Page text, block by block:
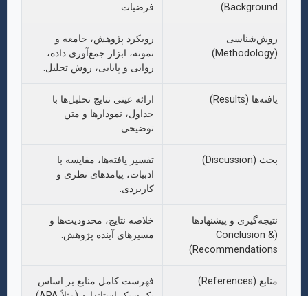
Background)
فرضیات.
روش‌شناسی
(Methodology)
رویکرد پژوهش، جامعه و
نمونه، ابزار جمع‌آوری داده،
روایی و پایایی، روش تحلیل.
یافته‌ها (Results)
ارائه عینی نتایج تحلیل‌ها با
جداول، نمودارها و متن
توضیحی.
بحث (Discussion)
تفسیر یافته‌ها، مقایسه با
ادبیات، پیامدهای نظری و
کاربردی.
نتیجه‌گیری و پیشنهادها
(Conclusion &
Recommendations)
خلاصه نتایج، محدودیت‌ها و
مسیرهای آینده پژوهش.
منابع (References)
فهرست کامل منابع بر اساس